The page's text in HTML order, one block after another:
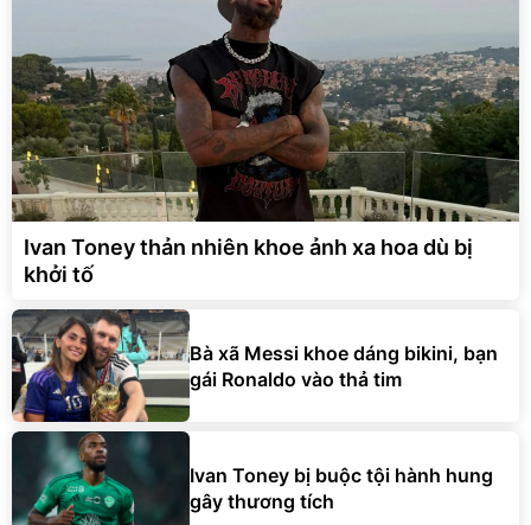
Ivan Toney thản nhiên khoe ảnh xa hoa dù bị
khởi tố
Bà xã Messi khoe dáng bikini, bạn
gái Ronaldo vào thả tim
Ivan Toney bị buộc tội hành hung
gây thương tích